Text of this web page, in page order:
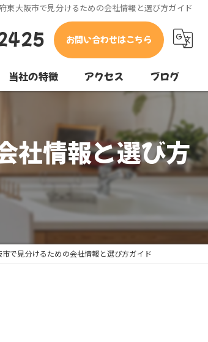
東大阪市で見分けるための会社情報と選び方ガイド
お問い合わせはこちら
当社の特徴
堺市の不動産
松原市の不動産
売却
アクセス ブログ
コラム
社情報と選び方
で見分けるための会社情報と選び方ガイド